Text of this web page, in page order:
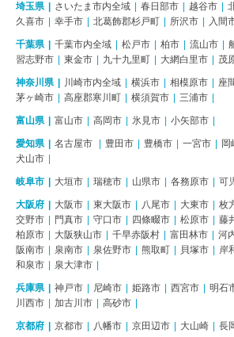
埼玉県 さいたま市内全域 春日部市 越谷市
久喜市
幸手市 北葛飾郡杉戸町 所沢市 入間
千葉県 千葉市内全域 松戸市 柏市 流山市
習志野市
東金市 九十九里町 大網白里市 茂
神奈川県 川崎市内全域 横浜市 相模原市 座
茅ヶ崎市
高座郡寒川町 横須賀市 三浦市
富山県 富山市 高岡市 氷見市 小矢部市
愛知県 名古屋市 豊田市 豊橋市 一宮市 岡
犬山市
岐阜市 大垣市 瑞穂市 山県市 各務原市 可
大阪府 大阪市 東大阪市 八尾市 大東市 枚
交野市
門真市 守口市 四條畷市 松原市 藤
柏原市
大阪狭山市 千早赤阪村 富田林市 河
阪南市
泉南市 泉佐野市 熊取町 貝塚市 岸
和泉市
泉大津市
兵庫県 神戸市 尼崎市 姫路市 西宮市 明石
川西市
加古川市 高砂市
京都府 京都市 八幡市 京田辺市 大山崎 長